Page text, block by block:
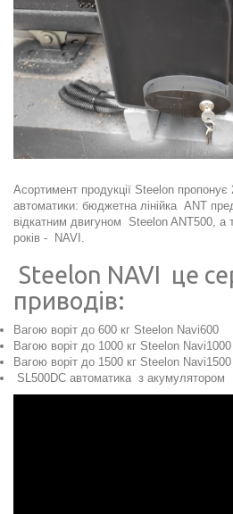
Асортимент продукції Steelon пропонує
автоматики: бюджетна лінійка ANT
відкатним двигуном Steelon ANT500, а
років - NAVI.
Steelon NAVI це
приводів:
Вагою воріт до 600 кг Steelon Navi600
Вагою воріт до 1000 кг Steelon Navi1000
Вагою воріт до 1500 кг Steelon Navi1500
SL500DC автоматика з акумулятором